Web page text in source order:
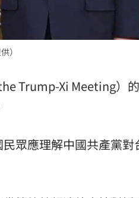
）
Trump-Xi Meeting）
眾應理解中國共產黨